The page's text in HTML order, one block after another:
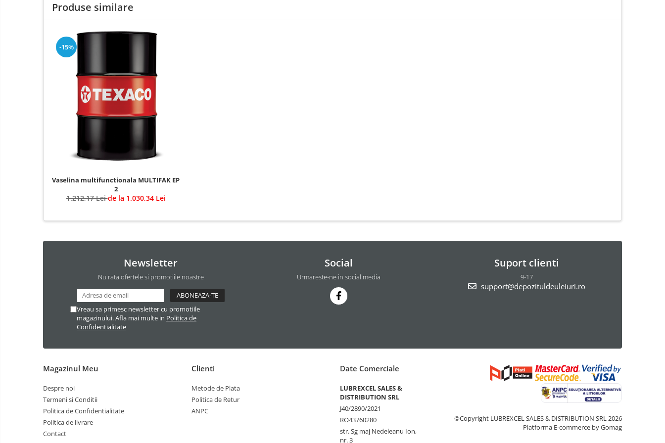
Produse similare
-15%
Vaselina multifunctionala MULTIFAK EP
2
1.212,17 Leide la 1.030,34 Lei
Newsletter
Nu rata ofertele si promotiile noastre
Vreau sa primesc newsletter cu promotiile
magazinului. Afla mai multe in Politica de
Confidentialitate
Social
Urmareste-ne in social media
Suport clienti
9-17
support@depozituldeuleiuri.ro
Magazinul Meu
Despre noi
Termeni si Conditii
Politica de Confidentialitate
Politica de livrare
Contact
Clienti
Metode de Plata
Politica de Retur
ANPC
Date Comerciale
LUBREXCEL SALES &
DISTRIBUTION SRL
J40/2890/2021
RO43760280
str. Sg maj Nedeleanu Ion,
nr. 3
©Copyright LUBREXCEL SALES & DISTRIBUTION SRL 2026
Platforma E-commerce by Gomag